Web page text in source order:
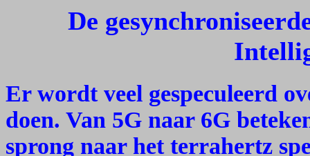
De
Er wordt veel gespeculeerd
doen. Van 5G naar 6G
sprong naar het terrahertz